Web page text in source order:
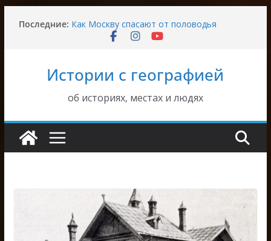
Последние: Где находился дом Верещагина в Москве
Как Москву спасают от половодья
Где была написана картина Рауха «Вид на
Москву»
Истории с географией
об историях, местах и людях